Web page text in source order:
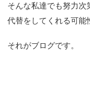
そんな私達でも努力
代替をしてくれる可能
それがブログです。